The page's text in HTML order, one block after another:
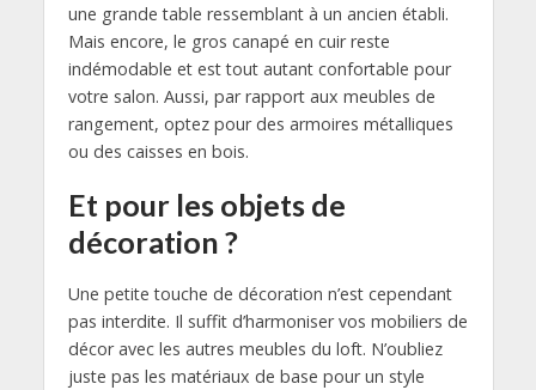
une grande table ressemblant à un ancien établi.
Mais encore, le gros canapé en cuir reste
indémodable et est tout autant confortable pour
votre salon. Aussi, par rapport aux meubles de
rangement, optez pour des armoires métalliques
ou des caisses en bois.
Et pour les objets de
décoration ?
Une petite touche de décoration n’est cependant
pas interdite. Il suffit d’harmoniser vos mobiliers de
décor avec les autres meubles du loft. N’oubliez
juste pas les matériaux de base pour un style